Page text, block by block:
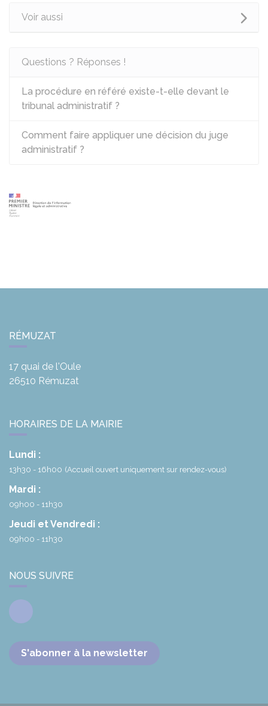
Voir aussi
Questions ? Réponses !
La procédure en référé existe-t-elle devant le
tribunal administratif ?
Comment faire appliquer une décision du juge
administratif ?
RÉMUZAT
17 quai de l'Oule
26510 Rémuzat
HORAIRES DE LA MAIRIE
Lundi :
13h30 - 16h00 (Accueil ouvert uniquement sur rendez-vous)
Mardi :
09h00 - 11h30
Jeudi et Vendredi :
09h00 - 11h30
NOUS SUIVRE
Facebook
S'abonner à la newsletter